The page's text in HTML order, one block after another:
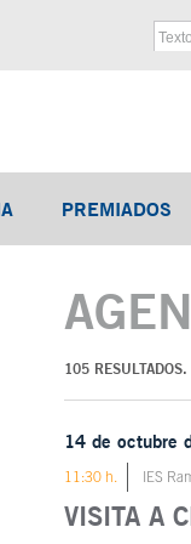
NUEVA
SE ABRE EN
PREMIADOS
105 RESULTADOS.
14 de octubre
11:30 h. IES
VISITA A